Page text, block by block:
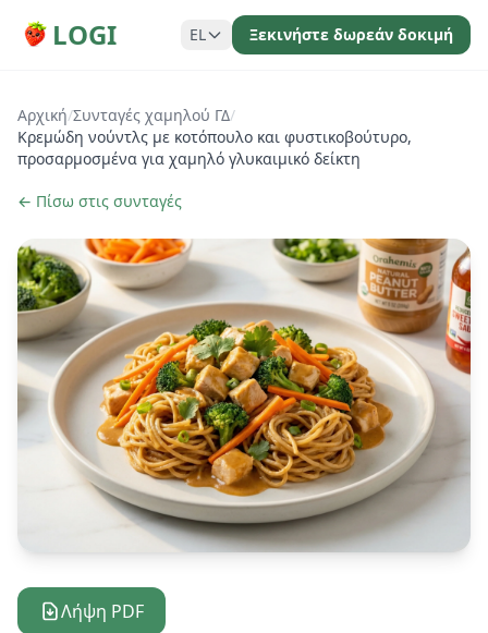
LOGI EL Ξεκινήστε δωρεάν δοκιμή
Αρχική/Συνταγές χαμηλού ΓΔ/
Κρεμώδη νούντλς με κοτόπουλο και φυστικοβούτυρο,
προσαρμοσμένα για χαμηλό γλυκαιμικό δείκτη
← Πίσω στις συνταγές
Λήψη PDF